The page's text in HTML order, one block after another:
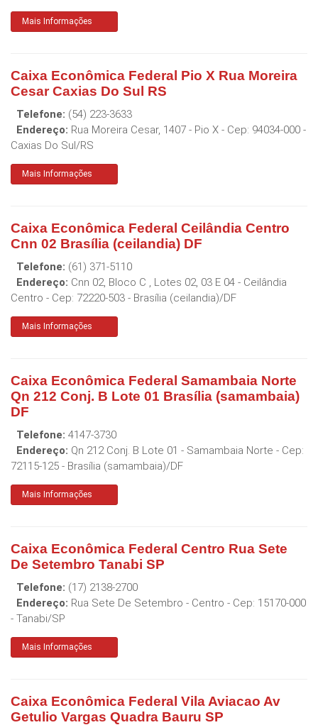
Mais Informações
Caixa Econômica Federal Pio X Rua Moreira
Cesar Caxias Do Sul RS
Telefone: (54) 223-3633
Endereço: Rua Moreira Cesar, 1407 - Pio X - Cep: 94034-000 -
Caxias Do Sul/RS
Mais Informações
Caixa Econômica Federal Ceilândia Centro
Cnn 02 Brasília (ceilandia) DF
Telefone: (61) 371-5110
Endereço: Cnn 02, Bloco C , Lotes 02, 03 E 04 - Ceilândia
Centro - Cep: 72220-503 - Brasília (ceilandia)/DF
Mais Informações
Caixa Econômica Federal Samambaia Norte
Qn 212 Conj. B Lote 01 Brasília (samambaia)
DF
Telefone: 4147-3730
Endereço: Qn 212 Conj. B Lote 01 - Samambaia Norte - Cep:
72115-125 - Brasília (samambaia)/DF
Mais Informações
Caixa Econômica Federal Centro Rua Sete
De Setembro Tanabi SP
Telefone: (17) 2138-2700
Endereço: Rua Sete De Setembro - Centro - Cep: 15170-000
- Tanabi/SP
Mais Informações
Caixa Econômica Federal Vila Aviacao Av
Getulio Vargas Quadra Bauru SP